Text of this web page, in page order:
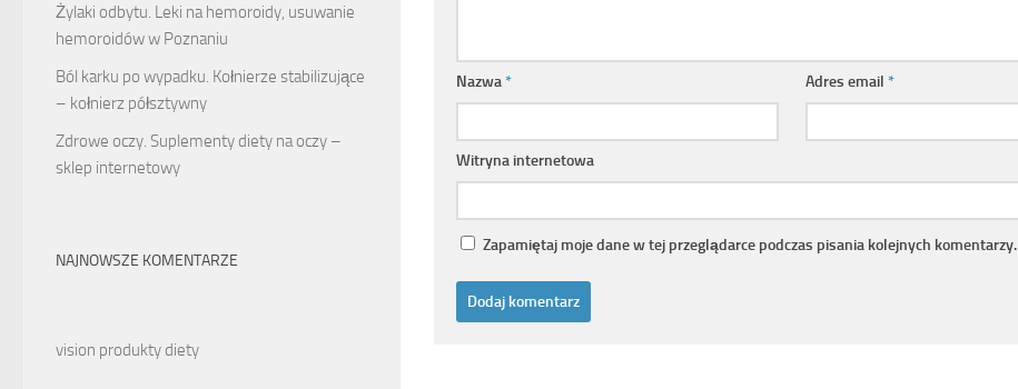
Nazwa* Adres email*
Witryna internetowa
Zapamiętaj moje dane w tej przeglądarce podczas pisania kolejnych komentarzy.
Żylaki odbytu. Leki na hemoroidy, usuwanie
hemoroidów w Poznaniu
Ból karku po wypadku. Kołnierze stabilizujące
– kołnierz półsztywny
Zdrowe oczy. Suplementy diety na oczy –
sklep internetowy
NAJNOWSZE KOMENTARZE
vision produkty diety